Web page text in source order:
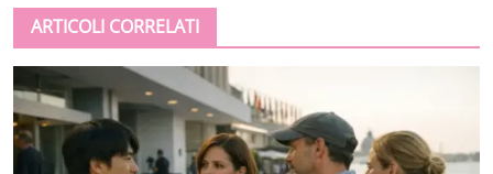
ARTICOLI CORRELATI